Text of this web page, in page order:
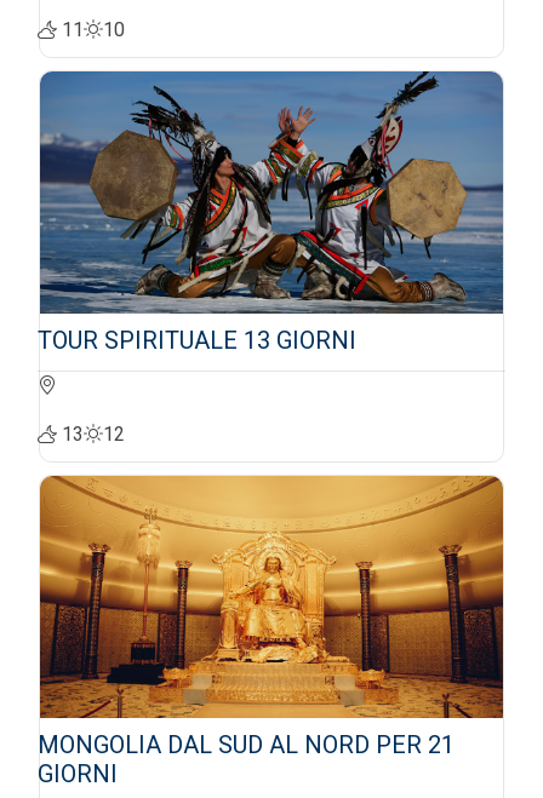
11 10
TOUR SPIRITUALE 13 GIORNI
13 12
MONGOLIA DAL SUD AL NORD PER 21
GIORNI